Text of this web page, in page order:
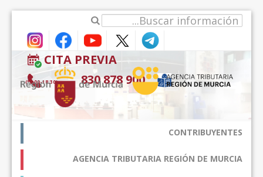
CITA PREVIA
900 878 830
(9:00-18:30*)
CONTRIBUYENTES
AGENCIA TRIBUTARIA REGIÓN DE MURCIA